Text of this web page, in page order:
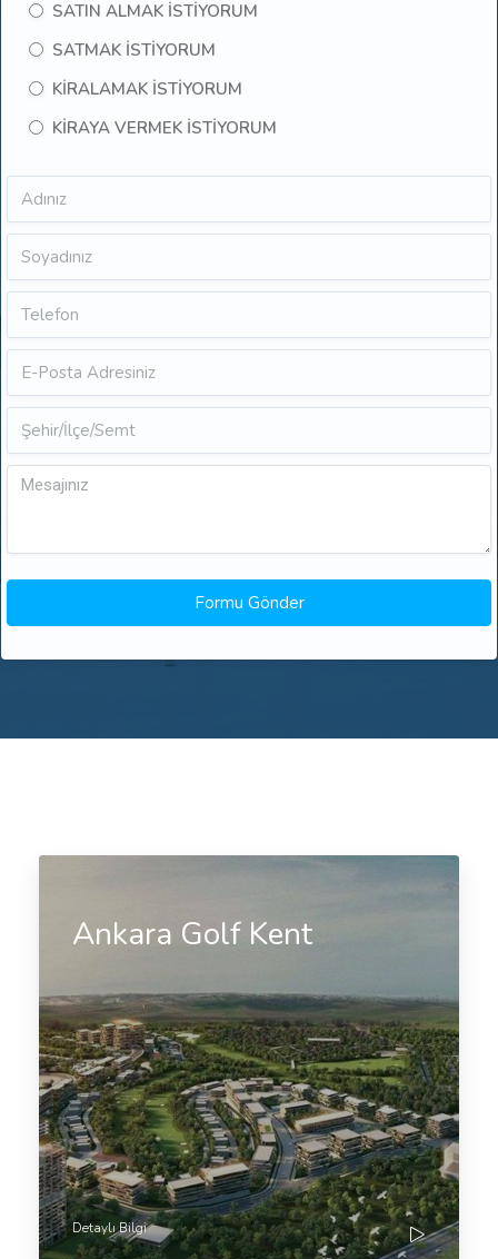
SATIN ALMAK İSTİYORUM
SATMAK İSTİYORUM
KİRALAMAK İSTİYORUM
KİRAYA VERMEK İSTİYORUM
Ankara Golf Kent
Detaylı Bilgi